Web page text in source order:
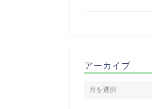
アーカイブ